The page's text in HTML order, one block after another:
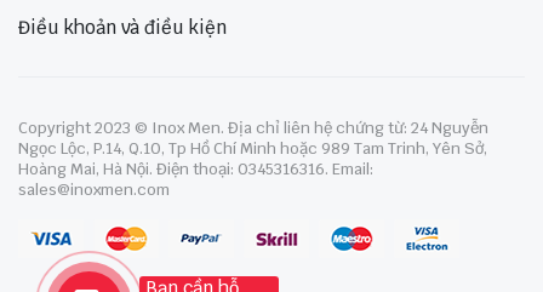
Điều khoản và điều kiện
Copyright 2023 © Inox Men. Địa chỉ liên hệ chứng từ: 24 Nguyễn
Ngọc Lộc, P.14, Q.10, Tp Hồ Chí Minh hoặc 989 Tam Trinh, Yên Sở,
Hoàng Mai, Hà Nội. Điện thoại: 0345316316. Email:
sales@inoxmen.com